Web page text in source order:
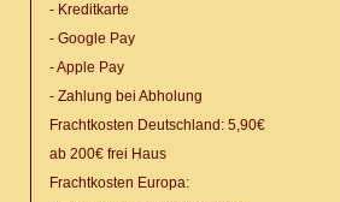
- Kreditkarte
- Google Pay
- Apple Pay
- Zahlung bei Abholung
Frachtkosten Deutschland: 5,90€
ab 200€ frei Haus
Frachtkosten Europa: